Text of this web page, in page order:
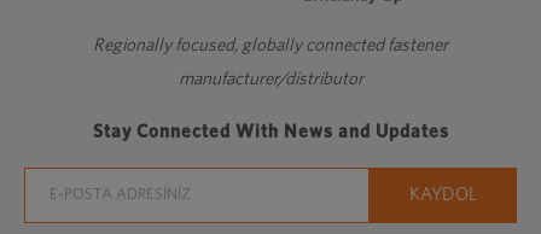
Regionally focused, globally connected fastener
manufacturer/distributor
Stay Connected With News and Updates